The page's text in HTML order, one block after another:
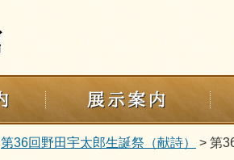
第36回野田宇太郎生誕祭（献詩） > 第